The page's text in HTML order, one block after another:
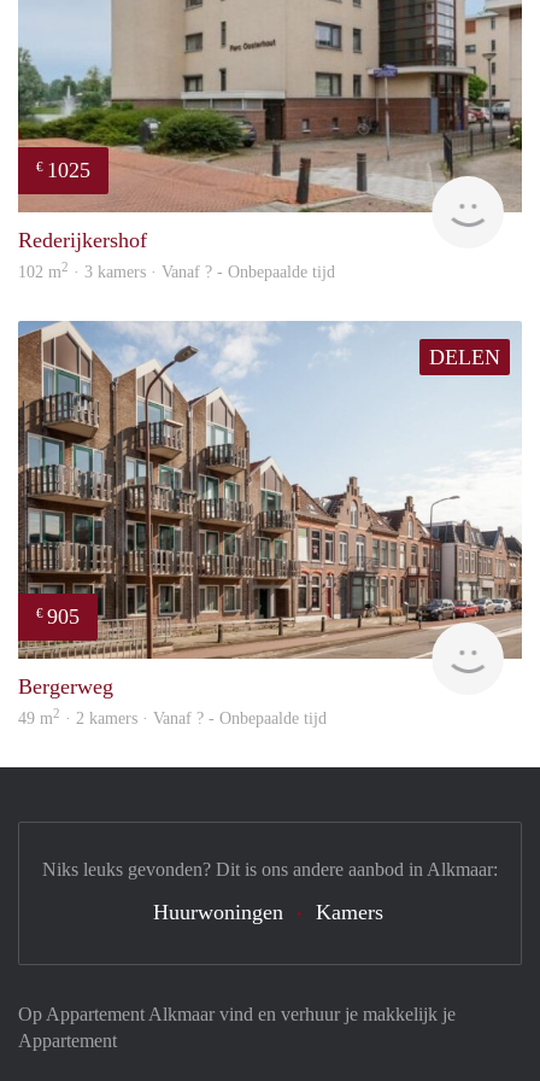
€ 1025
Rederijkershof
102 m2 · 3 kamers · Vanaf ? - Onbepaalde tijd
DELEN
€ 905
Bergerweg
49 m2 · 2 kamers · Vanaf ? - Onbepaalde tijd
Op Appartement Alkmaar vind en verhuur je makkelijk je
Appartement
Niks leuks gevonden? Dit is ons andere aanbod in Alkmaar:
Huurwoningen Kamers